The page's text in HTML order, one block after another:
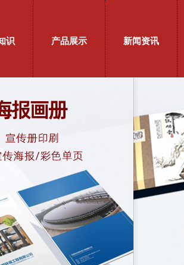
识 产品展示 新闻资讯